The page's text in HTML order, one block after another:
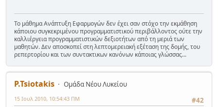
Το μάθημα Ανάπτυξη Εφαρμογών δεν έχει σαν στόχο την εκμάθηση
κάποιου συγκεκριμένου προγραμματιστικού περιβάλλοντος ούτε την
καλλιέργεια προγραμματιστικών δεξιοτήτων από τη μεριά των
μαθητών. Δεν αποσκοπεί στη λεπτομερειακή εξέταση της δομής, του
ρεπερτορίου και των συντακτικων κανόνων κάποιας γλώσσας...
P.Tsiotakis
Ομάδα Νέου Λυκείου
#42
15 Ιουλ 2010, 10:54:43 ΠΜ